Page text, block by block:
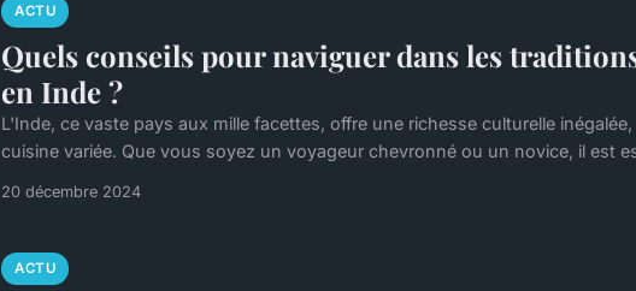
ACTU
Quels conseils pour naviguer dans les
en Inde ?
L'Inde, ce vaste pays aux mille facettes, offre une richesse culturelle
cuisine variée. Que vous soyez un voyageur chevronné ou un novice, il est
20 décembre 2024
ACTU